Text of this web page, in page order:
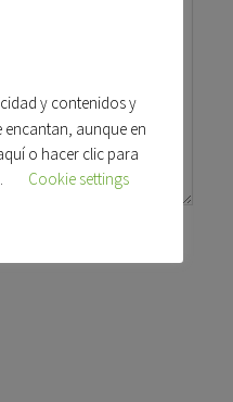
y contenidos y
encantan, aunque en
o hacer clic para
Cookie settings